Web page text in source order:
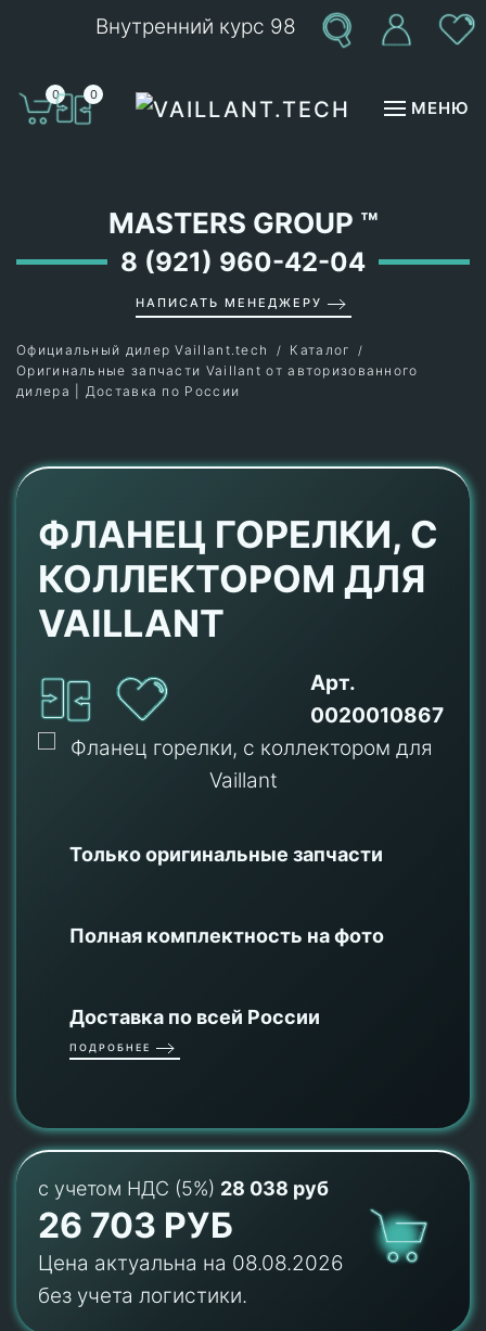
Внутренний курс 98
0 0
МЕНЮ
MASTERS GROUP ™
8 (921) 960-42-04
НАПИСАТЬ МЕНЕДЖЕРУ
Официальный дилер Vaillant.tech
Каталог
Оригинальные запчасти Vaillant от авторизованного
дилера | Доставка по России
ФЛАНЕЦ ГОРЕЛКИ, С
КОЛЛЕКТОРОМ ДЛЯ
VAILLANT
Арт.
0020010867
Только оригинальные запчасти
Полная комплектность на фото
Доставка по всей России
ПОДРОБНЕЕ
с учетом НДС (5%) 28 038 руб
26 703 РУБ
Цена актуальна на 08.08.2026
без учета логистики.